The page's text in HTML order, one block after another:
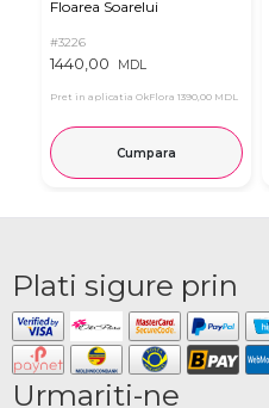
Floarea Soarelui
#3226
1440,00 MDL
Pret in aplicatia OkFlora 1390,00 MDL
Cumpara
Plati sigure prin
Urmariti-ne